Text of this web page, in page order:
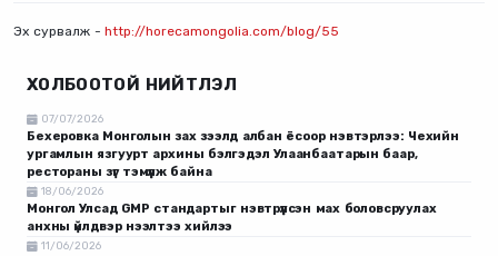
Эх сурвалж -http://horecamongolia.com/blog/55​
ХОЛБООТОЙ НИЙТЛЭЛ
07/07/2026
Бехеровка Монголын зах зээлд албан ёсоор нэвтэрлээ: Чехийн
ургамлын язгуурт архины бэлгэдэл Улаанбаатарын баар,
рестораны зүг тэмүүлж байна
18/06/2026
Монгол Улсад GMP стандартыг нэвтрүүлсэн мах боловсруулах
анхны үйлдвэр нээлтээ хийлээ
11/06/2026